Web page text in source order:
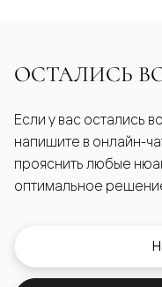
ОСТАЛИСЬ
Если у вас остались
напишите в онлайн-
прояснить любые
оптимальное